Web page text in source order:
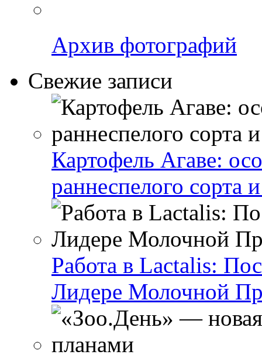
Архив фотографий
Свежие записи
Картофель Агаве:
раннеспелого сорта
Работа в Lactalis:
Лидере Молочной